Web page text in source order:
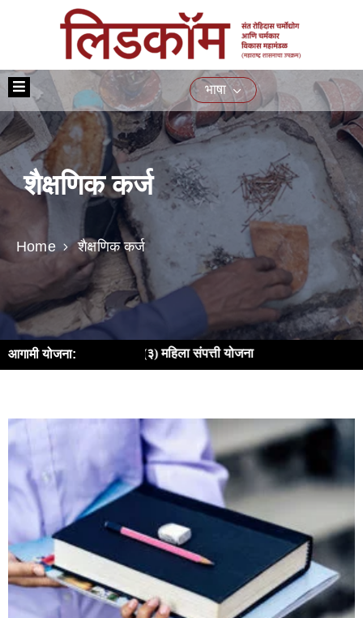
मुख्यपृष्ठ
आमच्या
बद्दल
योजना
प्रशिक्षण
नागरिकांसाठीच्या
निविदा
मिडिया
संपर्क
भाषा
शैक्षणिक कर्ज
Home शैक्षणिक कर्ज
आगामी योजना:
सक्षमीकरण | (३) महिला संपत्ती योजना